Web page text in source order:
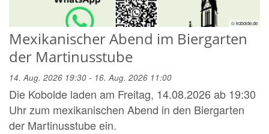
© kobolde.de
Mexikanischer Abend im Biergarten
der Martinusstube
14. Aug. 2026 19:30 - 16. Aug. 2026 11:00
Die Kobolde laden am Freitag, 14.08.2026 ab 19:30
Uhr zum mexikanischen Abend in den Biergarten
der Martinusstube ein.